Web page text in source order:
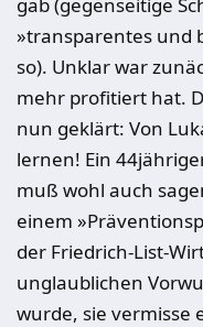
»transparentes und
so). Unklar war
mehr profitiert hat.
nun geklärt: Von
lernen! Ein
muß wohl auch
einem
der Friedrich-List-
unglaublichen
wurde, sie vermisse